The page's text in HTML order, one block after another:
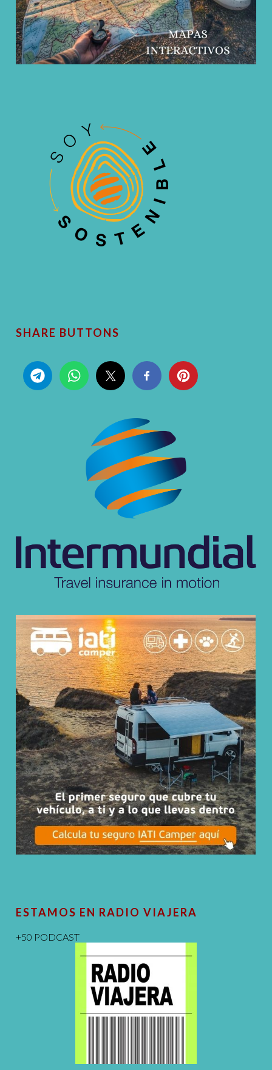
SHARE BUTTONS
ESTAMOS EN RADIO VIAJERA
+50 PODCAST